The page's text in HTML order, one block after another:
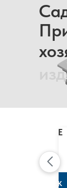
CLAIRE
МАРИ
КЛЭР
К